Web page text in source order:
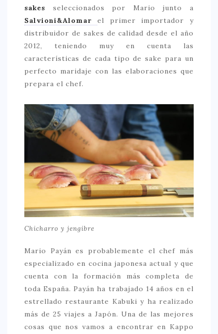
CONTACTO
sakes seleccionados por Mario junto a
Salvioni&Alomar
el primer importador y
distribuidor de sakes de calidad desde el año
2012, teniendo muy en cuenta las
características de cada tipo de sake para un
perfecto maridaje con las elaboraciones que
prepara el chef.
Chicharro y jengibre
Mario Payán es probablemente el chef más
especializado en cocina japonesa actual y que
cuenta con la formación más completa de
toda España. Payán ha trabajado 14 años en el
estrellado restaurante Kabuki y ha realizado
más de 25 viajes a Japón. Una de las mejores
cosas que nos vamos a encontrar en Kappo